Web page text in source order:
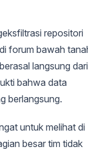
repositori
forum bawah
langsung dari
bahwa data
berlangsung.
untuk melihat di
besar tim tidak